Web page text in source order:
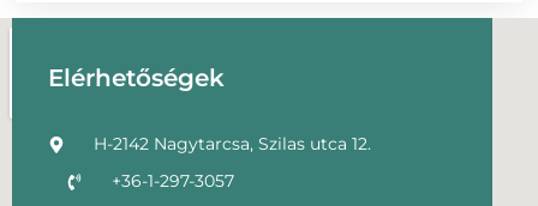
Elérhetőségek
H-2142 Nagytarcsa, Szilas utca 12.
+36-1-297-3057